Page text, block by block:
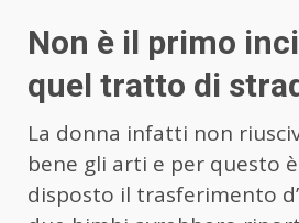
Non è il primo
quel tratto di
La donna infatti non
bene gli arti e per questo
disposto il trasferimento